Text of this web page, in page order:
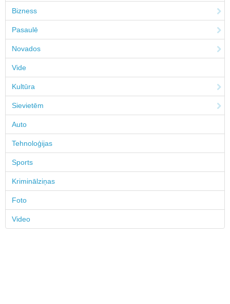
Bizness
Pasaulē
Novados
Vide
Kultūra
Sievietēm
Auto
Tehnoloģijas
Sports
Kriminālziņas
Foto
Video